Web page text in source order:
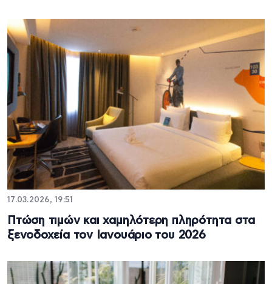
17.03.2026, 19:51
Πτώση τιμών και χαμηλότερη πληρότητα στα
ξενοδοχεία τον Ιανουάριο του 2026